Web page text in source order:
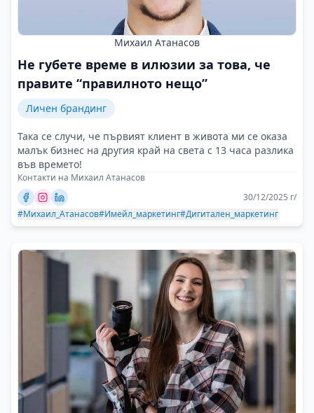
Михаил Атанасов
Не губете време в илюзии за това, че
правите “правилното нещо”
Личен брандинг
Така се случи, че първият клиент в живота ми се оказа
малък бизнес на другия край на света с 13 часа разлика
във времето!
Контакти на Михаил Атанасов
30/12/2025 г/
#Михаил_Атанасов#Имейл_маркетинг#Дигитален_маркетинг